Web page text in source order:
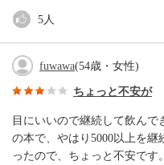
5人
fuwawa(54歳・女性)
ちょっと不安が
目にいいので継続して飲んで
の本で、やはり5000以上を
ったので、ちょっと不安です。